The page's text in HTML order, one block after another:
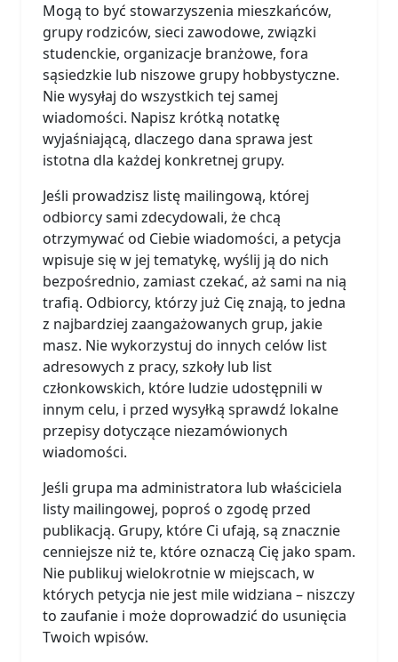
Mogą to być stowarzyszenia mieszkańców,
grupy rodziców, sieci zawodowe, związki
studenckie, organizacje branżowe, fora
sąsiedzkie lub niszowe grupy hobbystyczne.
Nie wysyłaj do wszystkich tej samej
wiadomości. Napisz krótką notatkę
wyjaśniającą, dlaczego dana sprawa jest
istotna dla każdej konkretnej grupy.
Jeśli prowadzisz listę mailingową, której
odbiorcy sami zdecydowali, że chcą
otrzymywać od Ciebie wiadomości, a petycja
wpisuje się w jej tematykę, wyślij ją do nich
bezpośrednio, zamiast czekać, aż sami na nią
trafią. Odbiorcy, którzy już Cię znają, to jedna
z najbardziej zaangażowanych grup, jakie
masz. Nie wykorzystuj do innych celów list
adresowych z pracy, szkoły lub list
członkowskich, które ludzie udostępnili w
innym celu, i przed wysyłką sprawdź lokalne
przepisy dotyczące niezamówionych
wiadomości.
Jeśli grupa ma administratora lub właściciela
listy mailingowej, poproś o zgodę przed
publikacją. Grupy, które Ci ufają, są znacznie
cenniejsze niż te, które oznaczą Cię jako spam.
Nie publikuj wielokrotnie w miejscach, w
których petycja nie jest mile widziana – niszczy
to zaufanie i może doprowadzić do usunięcia
Twoich wpisów.